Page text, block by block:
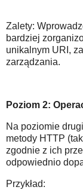
Zalety:
bardziej
unikalnym URI,
zarządzania.
Poziom 2:
Na poziomie
metody HTTP
zgodnie z ich
odpowiednio
Przykład: